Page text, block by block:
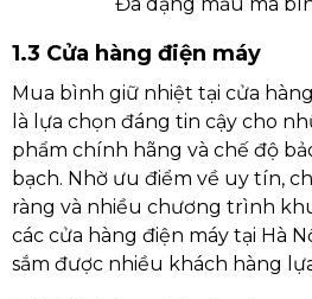
1.3 Cửa hàng điện máy
Mua bình giữ nhiệt tại cửa
là lựa chọn đáng tin cậy cho
phẩm chính hãng và chế độ
bạch. Nhờ ưu điểm về uy tín,
ràng và nhiều chương trình
các cửa hàng điện máy tại Hà
sắm được nhiều khách hàng